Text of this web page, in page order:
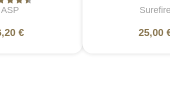
ASP
€
Surefire
25,00